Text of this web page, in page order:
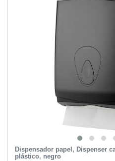
Dispensador papel, Dispenser
plástico, negro